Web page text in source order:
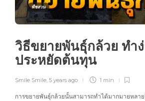
พืชสวน
วิธีขยายพันธุ์กล้วย ทำ
ประหยัดต้นทุน
Smile Smile 5 years ago 1 min
การขยายพันธุ์กล้วยนั้นสามารถทำได้มากมายหลา